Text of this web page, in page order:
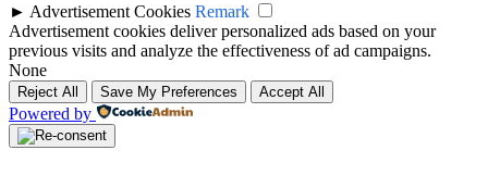
► Advertisement Cookies Remark
Advertisement cookies deliver personalized ads based on your
previous visits and analyze the effectiveness of ad campaigns.
None
Reject All Save My Preferences Accept All
Powered by